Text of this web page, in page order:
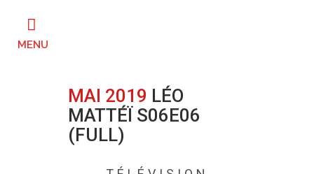
MAI 2019 LÉO
MATTÉÏ S06E06
(FULL)